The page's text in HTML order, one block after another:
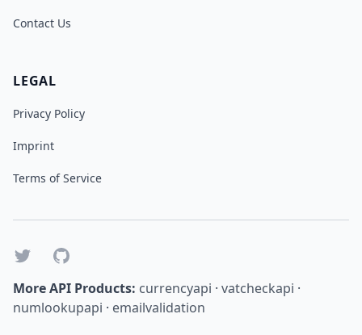
Contact Us
LEGAL
Privacy Policy
Imprint
Terms of Service
TwitterGitHub
More API Products: currencyapi · vatcheckapi ·
numlookupapi · emailvalidation